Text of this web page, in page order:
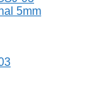
5mm